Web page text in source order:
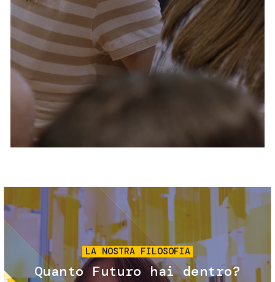
Servizi e accessibilità
Contatti
FAQ
Biglietti
Immagine
LA NOSTRA FILOSOFIA
Quanto Futuro hai dentro?